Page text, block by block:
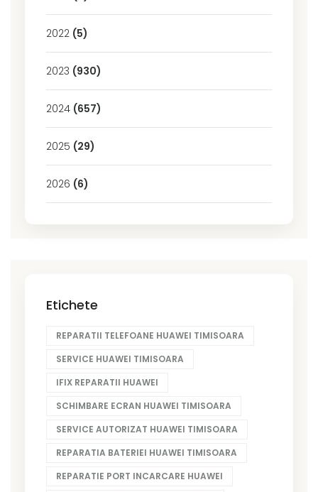
2022 (5)
2023 (930)
2024 (657)
2025 (29)
2026 (6)
Etichete
REPARATII TELEFOANE HUAWEI TIMISOARA
SERVICE HUAWEI TIMISOARA
IFIX REPARATII HUAWEI
SCHIMBARE ECRAN HUAWEI TIMISOARA
SERVICE AUTORIZAT HUAWEI TIMISOARA
REPARATIA BATERIEI HUAWEI TIMISOARA
REPARATIE PORT INCARCARE HUAWEI